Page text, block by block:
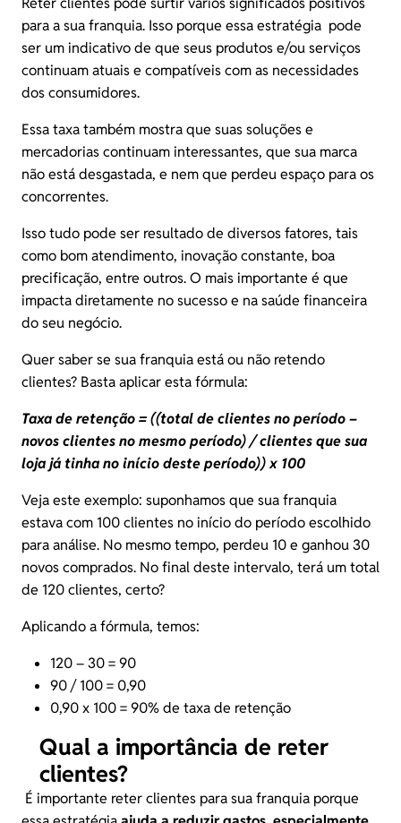
para a sua franquia. Isso porque essa estratégia pode
ser um indicativo de que seus produtos e/ou serviços
continuam atuais e compatíveis com as necessidades
dos consumidores.
Essa taxa também mostra que suas soluções e
mercadorias continuam interessantes, que sua marca
não está desgastada, e nem que perdeu espaço para os
concorrentes.
Isso tudo pode ser resultado de diversos fatores, tais
como bom atendimento, inovação constante, boa
precificação, entre outros. O mais importante é que
impacta diretamente no sucesso e na saúde financeira
do seu negócio.
Quer saber se sua franquia está ou não retendo
clientes? Basta aplicar esta fórmula:
Taxa de retenção = ((total de clientes no período –
novos clientes no mesmo período) / clientes que sua
loja já tinha no início deste período)) x 100
Veja este exemplo: suponhamos que sua franquia
estava com 100 clientes no início do período escolhido
para análise. No mesmo tempo, perdeu 10 e ganhou 30
novos comprados. No final deste intervalo, terá um total
de 120 clientes, certo?
Aplicando a fórmula, temos:
120 – 30 = 90
90 / 100 = 0,90
0,90 x 100 = 90% de taxa de retenção
Qual a importância de reter
clientes?
É importante reter clientes para sua franquia porque